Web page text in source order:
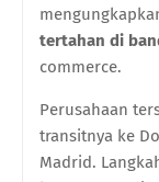
tertahan di
commerce.
Perusahaan
transitnya ke
Madrid.